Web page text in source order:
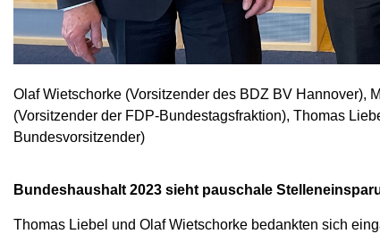
Olaf Wietschorke (Vorsitzender des BDZ BV Hannover),
(Vorsitzender der FDP-Bundestagsfraktion), Thomas
Bundesvorsitzender)
Bundeshaushalt 2023 sieht pauschale
Thomas Liebel und Olaf Wietschorke bedankten sich